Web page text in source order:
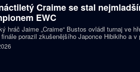
Craime se stal
EWC
hráč Jaime „Craime“ Bustos ovládl turnaj ve
porazil zkušenějšího Japonce Hibikiho a v
se stal nejmladším vítězem v historii Esports